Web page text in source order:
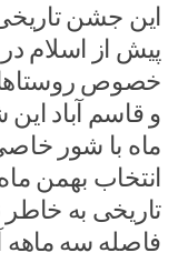
این جشن
پیش از اسلام
خصوص
و قاسم آباد
ماه با شور
انتخاب بهمن
تاریخی به خاطر
فاصله سه